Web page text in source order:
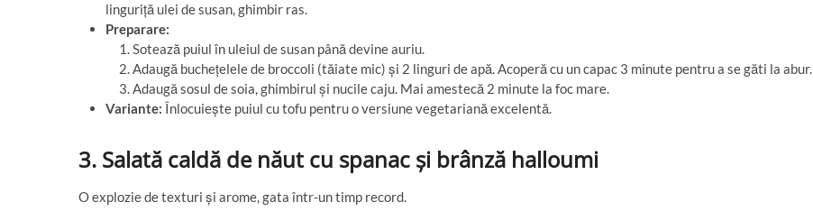
linguriță ulei de susan, ghimbir ras.
Preparare:
Sotează puiul în uleiul de susan până devine auriu.
Adaugă buchețelele de broccoli (tăiate mic) și 2 linguri de apă. Acoperă cu un capac 3 minute pentru a se găti la abur.
Adaugă sosul de soia, ghimbirul și nucile caju. Mai amestecă 2 minute la foc mare.
Variante: Înlocuiește puiul cu tofu pentru o versiune vegetariană excelentă.
3. Salată caldă de năut cu spanac și brânză halloumi
O explozie de texturi și arome, gata într-un timp record.